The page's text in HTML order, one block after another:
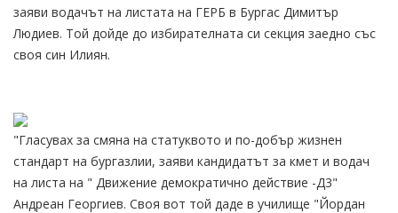
заяви водачът на листата на ГЕРБ в Бургас Димитър
Людиев. Той дойде до избирателната си секция заедно със
своя син Илиян.
"Гласувах за смяна на статуквото и по-добър жизнен
стандарт на бургазлии, заяви кандидатът за кмет и водач
на листа на " Движение демократично действие -Д3"
Андреан Георгиев. Своя вот той даде в училище "Йордан